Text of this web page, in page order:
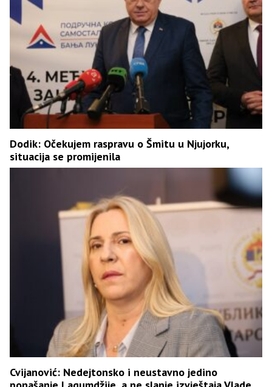
Dodik: Očekujem raspravu o Šmitu u Njujorku,
situacija se promijenila
Cvijanović: Nedejtonsko i neustavno jedino